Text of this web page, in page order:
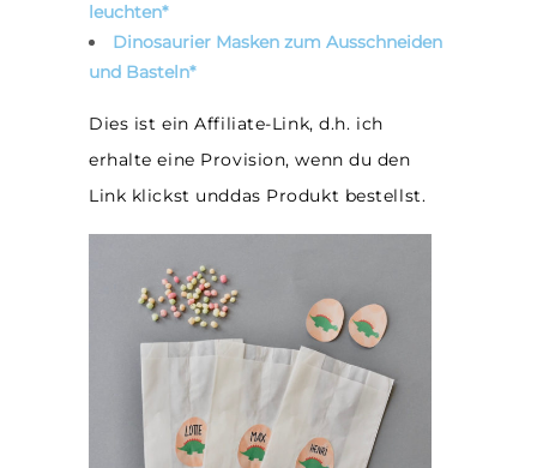
leuchten*
Dinosaurier Masken zum Ausschneiden
und Basteln*
Dies ist ein Affiliate-Link, d.h. ich
erhalte eine Provision, wenn du den
Link klickst unddas Produkt bestellst.